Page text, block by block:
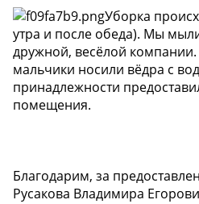
Уборка
утра и после обеда). Мы
дружной, весёлой
мальчики носили вёдра с
принадлежности
помещения.
Благодарим, за
Русакова Владимира